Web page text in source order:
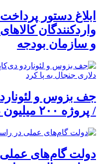
واردکنندگان
و سازمان بودجه
جف بزوس و لئوناردو
/ پروژه ۲۰۰ میلیون دلاری جنجال به پا کرد
دولت گام‌های